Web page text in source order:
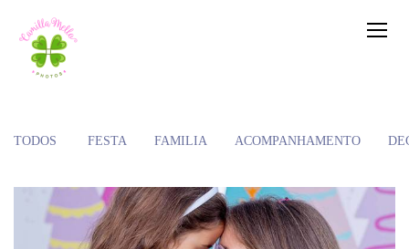
TODOS FESTA FAMÍLIA ACOMPANHAMENTO